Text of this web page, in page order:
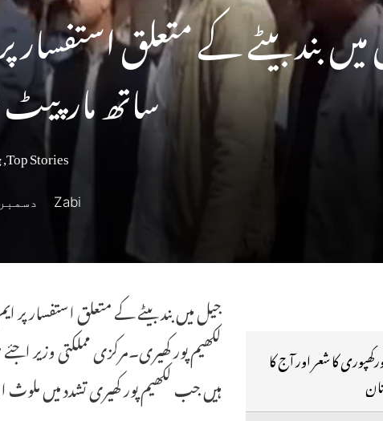
بند بیٹے کے متعلق
ساتھ
Top Stories
,
Zabi دسمبر 16,
جیل میں بند بیٹے کے متعلق استفسار
لکھیم پور کھیری۔مرکزی مملکتی وزیر
ہیں جب لکھیم پور کھیری تشدد میں
کا شعر اور آج کا